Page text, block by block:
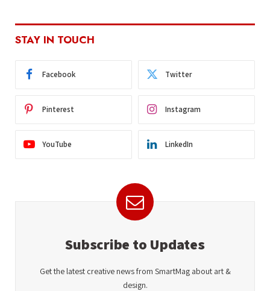
STAY IN TOUCH
Facebook Twitter
Pinterest Instagram
YouTube LinkedIn
Subscribe to Updates
Get the latest creative news from SmartMag about art &
design.